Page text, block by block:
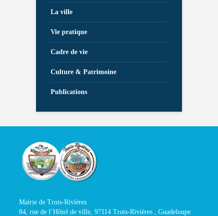
La ville
Vie pratique
Cadre de vie
Culture & Patrimoine
Publications
Mairie de Trois-Rivières
84, rue de l’Hôtel de ville, 97114 Trois-Rivières , Guadeloupe